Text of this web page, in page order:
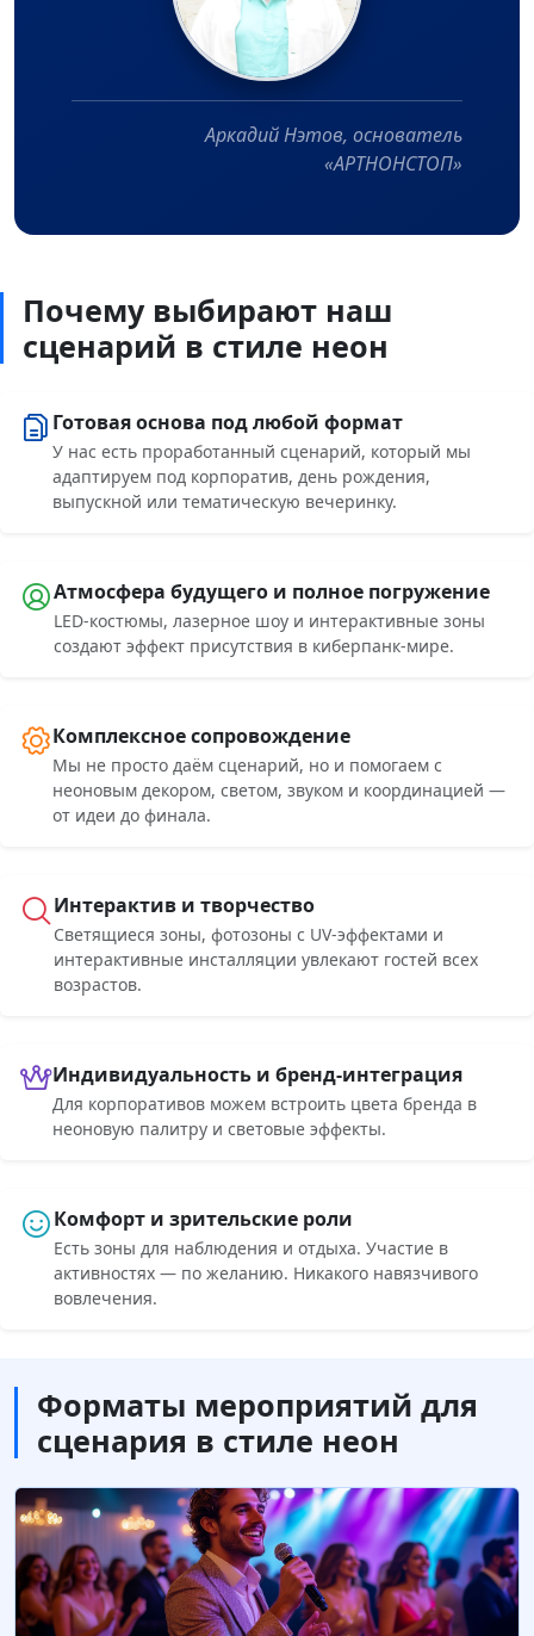
Аркадий Нэтов, основатель
«АРТНОНСТОП»
Почему выбирают наш
сценарий в стиле неон
Готовая основа под любой формат
У нас есть проработанный сценарий, который мы
адаптируем под корпоратив, день рождения,
выпускной или тематическую вечеринку.
Атмосфера будущего и полное погружение
LED-костюмы, лазерное шоу и интерактивные зоны
создают эффект присутствия в киберпанк-мире.
Комплексное сопровождение
Мы не просто даём сценарий, но и помогаем с
неоновым декором, светом, звуком и координацией —
от идеи до финала.
Интерактив и творчество
Светящиеся зоны, фотозоны с UV-эффектами и
интерактивные инсталляции увлекают гостей всех
возрастов.
Индивидуальность и бренд-интеграция
Для корпоративов можем встроить цвета бренда в
неоновую палитру и световые эффекты.
Комфорт и зрительские роли
Есть зоны для наблюдения и отдыха. Участие в
активностях — по желанию. Никакого навязчивого
вовлечения.
Форматы мероприятий для
сценария в стиле неон